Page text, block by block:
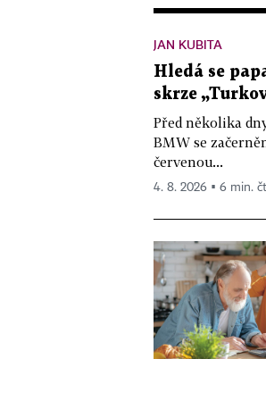
JAN KUBITA
Hledá se
skrze
Před několika
BMW se
červenou...
4. 8. 2026 ▪ 6 min.